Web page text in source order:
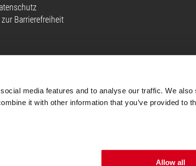
media features and to analyse our traffic. We
it with other information that you’ve provided to
Allow all
Barrierefreiheit
mit der Note 1,9 getestet (test 2/2024, 90x200 cm, mittelfest & fester).